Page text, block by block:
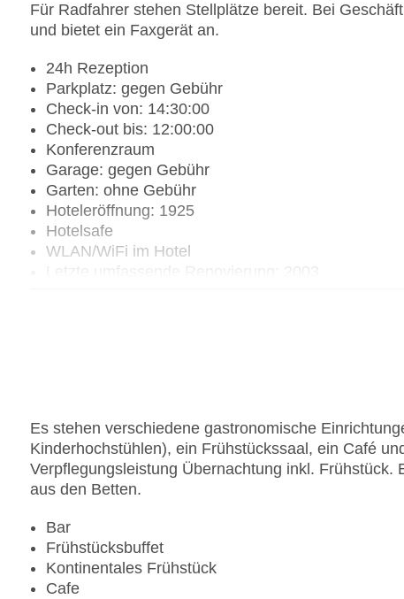
Für Radfahrer stehen Stellplätze bereit. Bei
und bietet ein Faxgerät an.
24h Rezeption
Parkplatz: gegen Gebühr
Check-in von: 14:30:00
Check-out bis: 12:00:00
Konferenzraum
Garage: gegen Gebühr
Garten: ohne Gebühr
Hoteleröffnung: 1925
Hotelsafe
WLAN/WiFi im Hotel
Letzte umfassende Renovierung: 2003
Landeskategorie: 4 Sterne
Es stehen verschiedene gastronomische
Kinderhochstühlen), ein Frühstückssaal, ein Café
Verpflegungsleistung Übernachtung inkl.
aus den Betten.
Bar
Frühstücksbuffet
Kontinentales Frühstück
Cafe